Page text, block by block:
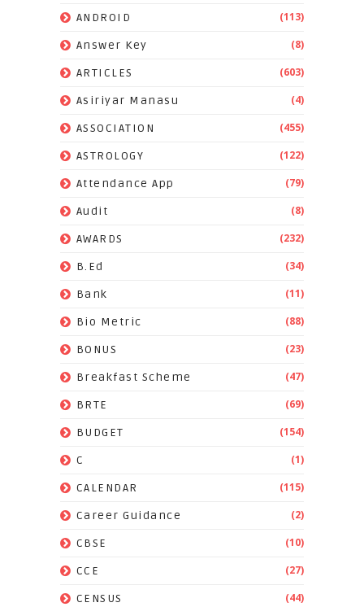
ANDROID (113)
Answer Key (8)
ARTICLES (603)
Asiriyar Manasu (4)
ASSOCIATION (455)
ASTROLOGY (122)
Attendance App (79)
Audit (8)
AWARDS (232)
B.Ed (34)
Bank (11)
Bio Metric (88)
BONUS (23)
Breakfast Scheme (47)
BRTE (69)
BUDGET (154)
C (1)
CALENDAR (115)
Career Guidance (2)
CBSE (10)
CCE (27)
CENSUS (44)